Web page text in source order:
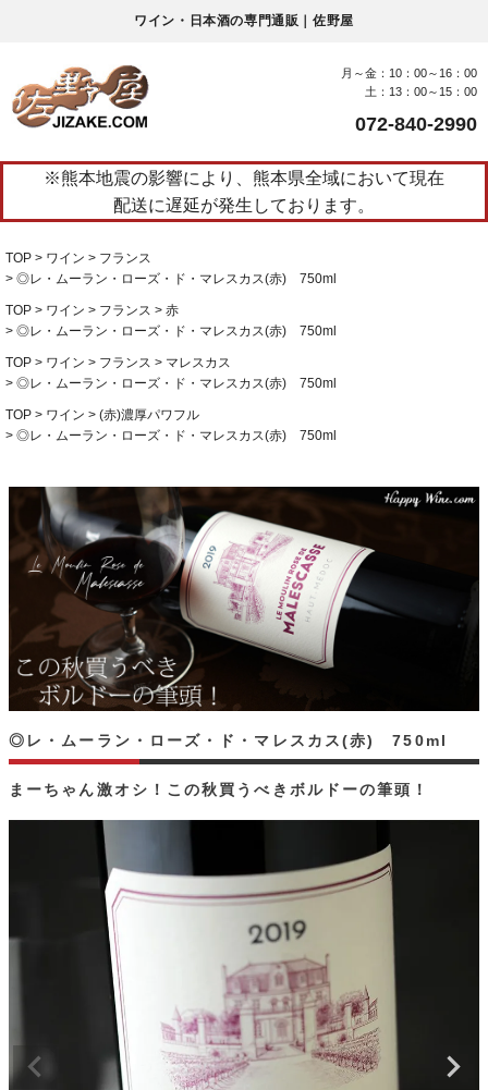
ワイン・日本酒の専門通販｜佐野屋
月～金：10：00～16：00
土：13：00～15：00
072-840-2990
※熊本地震の影響により、熊本県全域において現在
配送に遅延が発生しております。
TOP ワイン
フランス
◎レ・ムーラン・ローズ・ド・マレスカス(赤) 750ml
TOP ワイン フランス
赤
◎レ・ムーラン・ローズ・ド・マレスカス(赤) 750ml
TOP ワイン フランス
マレスカス
◎レ・ムーラン・ローズ・ド・マレスカス(赤) 750ml
TOP ワイン
(赤)濃厚パワフル
◎レ・ムーラン・ローズ・ド・マレスカス(赤) 750ml
まーちゃん激オシ！この秋買うべきボルドーの筆頭！
◎レ・ムーラン・ローズ・ド・マレスカス(赤) 750ml